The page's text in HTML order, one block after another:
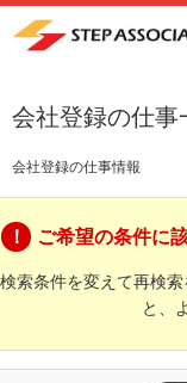
会社登録の仕事
会社登録の仕事情報
ご希望の条件に
検索条件を変えて再検
と、